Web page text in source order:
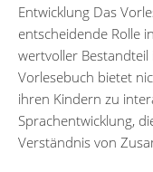
Entwicklung Das
entscheidende Rolle
wertvoller Bestandteil
Vorlesebuch bietet
ihren Kindern zu
Sprachentwicklung,
Verständnis von